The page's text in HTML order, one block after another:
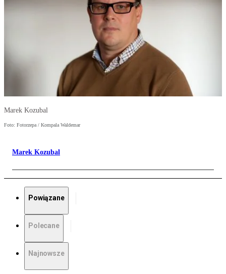
Marek Kozubal
Foto: Fotorzepa / Kompala Waldemar
Marek Kozubal
Powiązane
Polecane
Najnowsze